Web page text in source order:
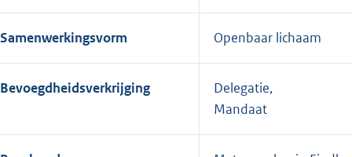
Samenwerkingsvorm Openbaar lichaam
Bevoegdheidsverkrijging
Delegatie,
Mandaat